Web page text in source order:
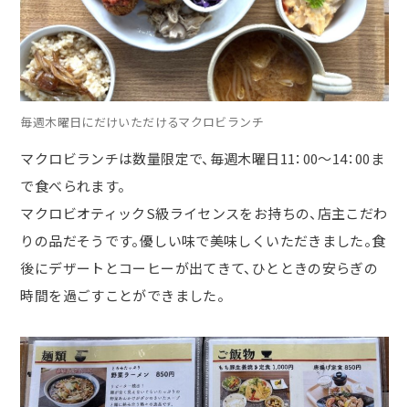
毎週木曜日にだけいただけるマクロビランチ
マクロビランチは数量限定で、毎週木曜日11： 00～14：00 ま
で食べられます。
マクロビオティックS級ライセンスをお持ちの、店主こだわ
りの品だそうです。優しい味で美味しくいただきました。食
後にデザートとコーヒーが出てきて、ひとときの安らぎの
時間を過ごすことができました。